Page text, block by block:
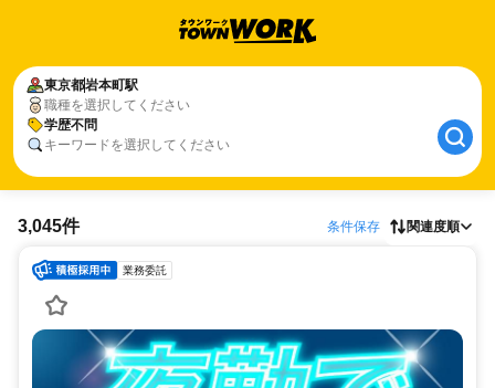
東京都岩本町駅
職種を選択してください
学歴不問
キーワードを選択してください
3,045件 条件保存 関連度順
業務委託